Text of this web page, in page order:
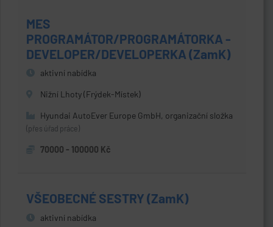
MES
PROGRAMÁTOR/PROGRAMÁTORKA -
DEVELOPER/DEVELOPERKA (ZamK)
aktivní nabídka
Nižní Lhoty (Frýdek-Místek)
Hyundai AutoEver Europe GmbH, organizační složka
(přes úřad práce)
70000 - 100000 Kč
VŠEOBECNÉ SESTRY (ZamK)
aktivní nabídka